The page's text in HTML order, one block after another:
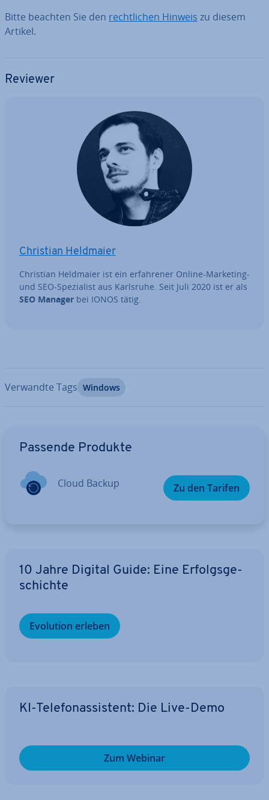
Bitte beachten Sie den recht­li­chen Hinweis zu diesem
Artikel.
Reviewer
Christian Heldmaier
Christian Heldmaier ist ein er­fah­re­ner Online-Marketing-
und SEO-Spe­zia­list aus Karlsruhe. Seit Juli 2020 ist er als
SEO Manager bei IONOS tätig.
Verwandte Tags Windows
Passende Produkte
Cloud Backup Zu den Tarifen
10 Jahre Digital Guide: Eine Er­folgs­ge­
schich­te
Evolution erleben
KI-Te­le­fon­as­sis­tent: Die Live-Demo
Zum Webinar